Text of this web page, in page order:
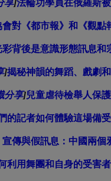
享]法輪功學員在俄羅斯
對《都市報》和《觀點
彩背後是意識形態訊息和
]揭秘神韻的舞蹈、戲劇
分享]兒童虐待檢舉人保護
的記者如何體驗這場備
傳與假訊息：中國兩個
利用舞團和自身的受害